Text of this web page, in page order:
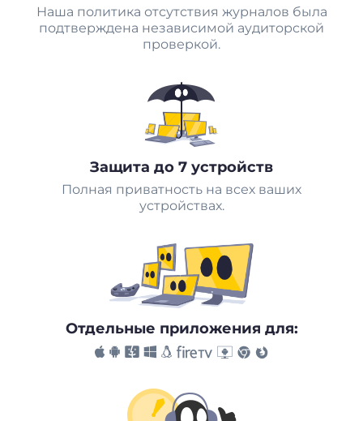
Наша политика отсутствия журналов была
подтверждена независимой аудиторской
проверкой.
Защита до 7 устройств
Полная приватность на всех ваших
устройствах.
Отдельные приложения для: